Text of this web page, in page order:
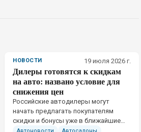
НОВОСТИ 19 июля 2026 г.
Дилеры готовятся к скидкам
на авто: названо условие для
снижения цен
Российские автодилеры могут
начать предлагать покупателям
скидки и бонусы уже в ближайшие
месяцы